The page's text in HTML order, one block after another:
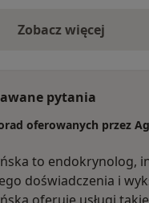
Zobacz więcejopinie powyżej
pytania
oferowanych przez
to endokrynolog,
doświadczenia i
oferuje usługi